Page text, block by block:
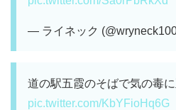
— ライネック
道の駅五霞のそばで気の毒
pic.twitter.com/KbYFioHq6G